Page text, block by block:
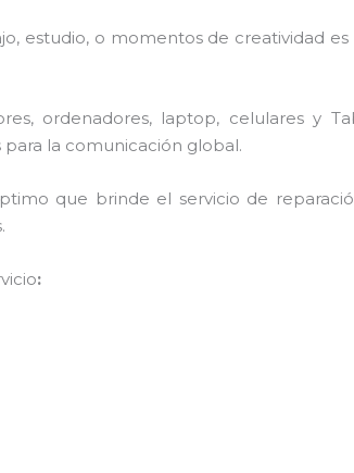
estudio, o momentos de creatividad
ordenadores, laptop, celulares y
la comunicación global.
que brinde el servicio de
: